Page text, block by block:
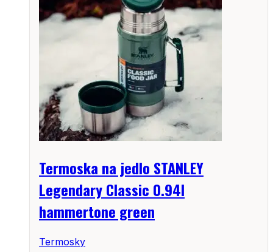
Termoska na jedlo STANLEY
Legendary Classic 0.94l
hammertone green
Termosky